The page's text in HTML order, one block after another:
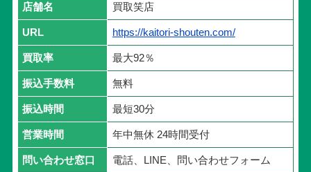
店舗名 買取笑店
URL https://kaitori-shouten.com/
買取率 最大92％
振込手数料 無料
振込時間 最短30分
営業時間 年中無休 24時間受付
問い合わせ窓口 電話、LINE、問い合わせフォーム